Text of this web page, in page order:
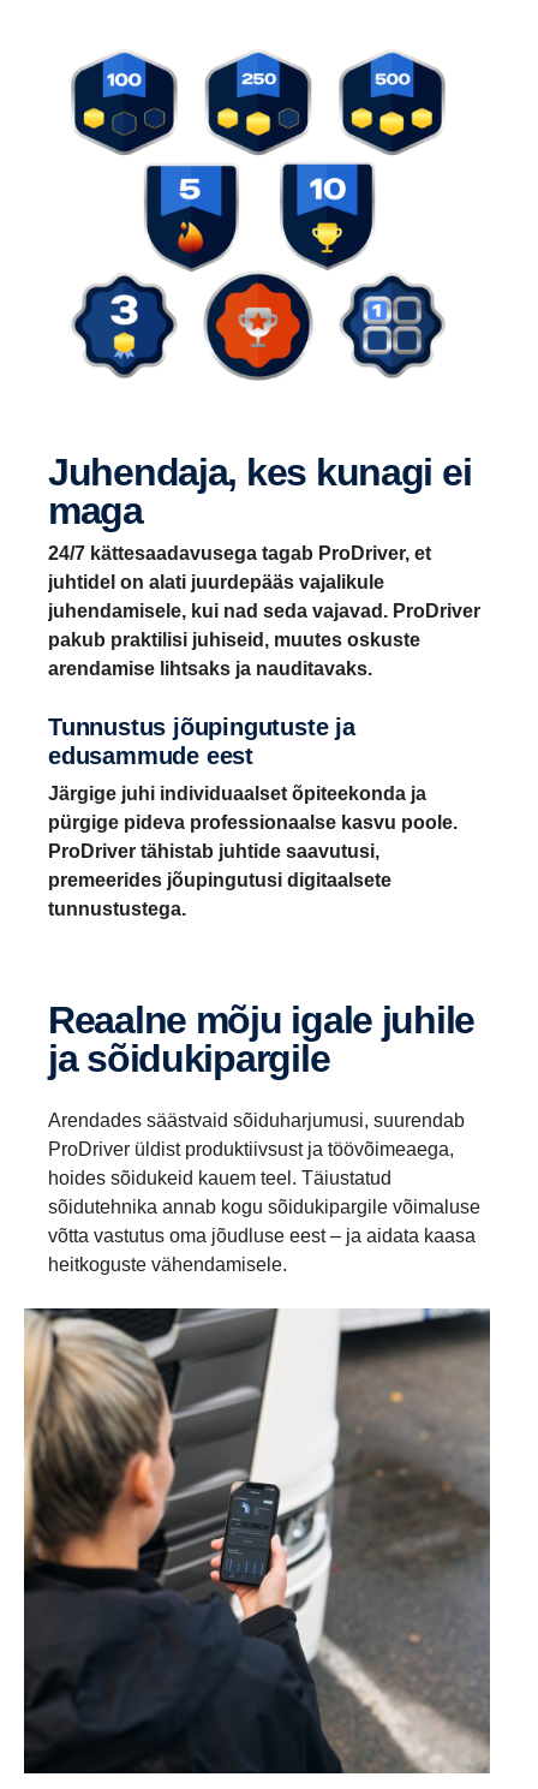
Juhendaja, kes kunagi ei
maga
24/7 kättesaadavusega tagab ProDriver, et
juhtidel on alati juurdepääs vajalikule
juhendamisele, kui nad seda vajavad. ProDriver
pakub praktilisi juhiseid, muutes oskuste
arendamise lihtsaks ja nauditavaks.
Tunnustus jõupingutuste ja
edusammude eest
Järgige juhi individuaalset õpiteekonda ja
pürgige pideva professionaalse kasvu poole.
ProDriver tähistab juhtide saavutusi,
premeerides jõupingutusi digitaalsete
tunnustustega.
Reaalne mõju igale juhile
ja sõidukipargile
Arendades säästvaid sõiduharjumusi, suurendab
ProDriver üldist produktiivsust ja töövõimeaega,
hoides sõidukeid kauem teel. Täiustatud
sõidutehnika annab kogu sõidukipargile võimaluse
võtta vastutus oma jõudluse eest – ja aidata kaasa
heitkoguste vähendamisele.